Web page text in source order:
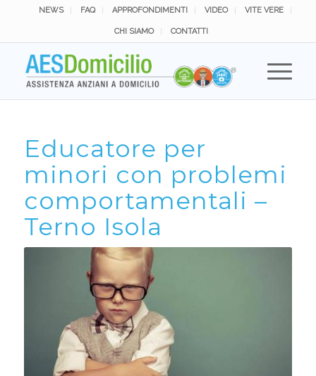
NEWS FAQ APPROFONDIMENTI VIDEO VITE VERE
CHI SIAMO CONTATTI
Educatore per
minori con problemi
comportamentali –
Terno Isola